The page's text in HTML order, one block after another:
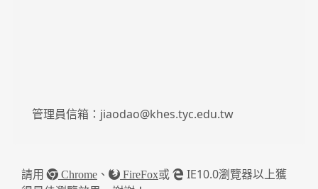
管理員信箱：jiaodao@khes.tyc.edu.tw
請用 Chrome 、 FireFox或
IE10.0瀏覽器以上獲